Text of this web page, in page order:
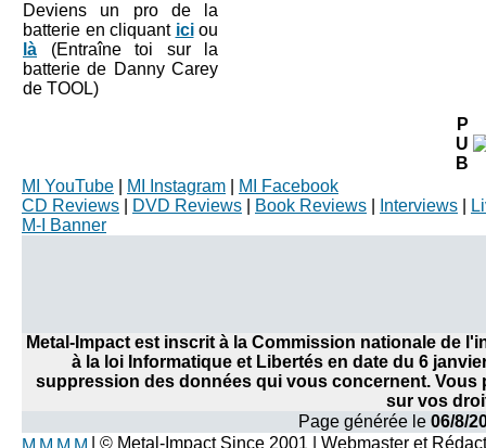
Deviens un pro de la
batterie en cliquant iciou
là (Entraîne toi sur la
batterie de Danny Carey
de TOOL)
P
U
B
MI YouTube
MI Instagram
MI Facebook
CD Reviews
DVD Reviews Book Reviews Interviews
M-I Banner
Metal-Impact est inscrit à la Commission nationale de
à la loi Informatique et Libertés en date du 6
suppression des données qui vous concernent.
sur vos
Page générée le 06/8/
| © Metal-Impact Since 2001 | Webmaster et